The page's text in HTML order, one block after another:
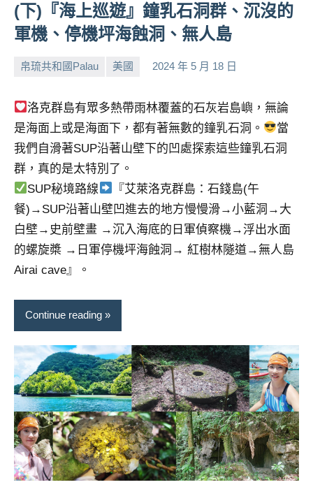
(下)『海上巡遊』鐘乳石洞群、沉沒的
軍機、停機坪海蝕洞、無人島
帛琉共和國Palau 美國 2024 年 5 月 18 日
小No
洛克群島有眾多熱帶雨林覆蓋的石灰岩島嶼，無論
是海面上或是海面下，都有著無數的鐘乳石洞。
當
我們自滑著SUP沿著山壁下的凹處探索這些鐘乳石洞
群，真的是太特別了。
SUP秘境路線
『艾萊洛克群島：石錢島(午
餐)→SUP沿著山壁凹進去的地方慢慢滑→小藍洞→大
白壁→史前壁畫 →沉入海底的日軍偵察機→浮出水面
的螺旋槳 →日軍停機坪海蝕洞→ 紅樹林隧道→無人島
Airai cave』。
Continue reading